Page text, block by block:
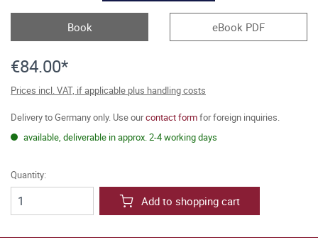
Book eBook PDF
€84.00*
Prices incl. VAT, if applicable plus handling costs
Delivery to Germany only. Use ourcontact formfor foreign inquiries.
available, deliverable in approx. 2-4 working days
Quantity:
Add to shopping cart